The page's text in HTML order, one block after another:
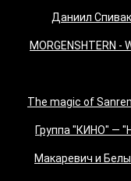
"Даниил
MORGENSHTERN
"The magic of
Группа "КИНО" —
Макаревич и